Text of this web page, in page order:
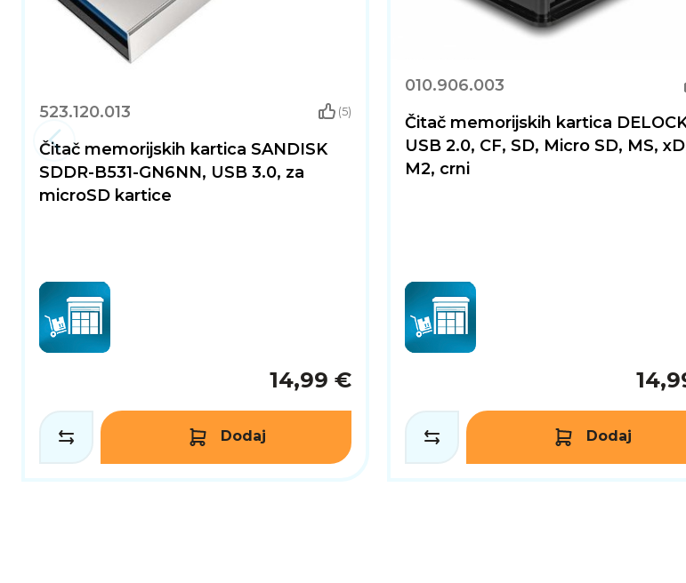
523.120.013 (5)
Čitač memorijskih kartica SANDISK
SDDR-B531-GN6NN, USB 3.0, za
microSD kartice
14,99 €
Dodaj
010.906.003
Čitač memorijskih kartica
USB 2.0, CF, SD, Micro SD, MS,
M2, crni
Dodaj